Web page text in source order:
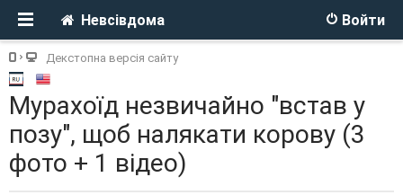
Войти
Невсівдома
Декстопна версія сайту
Мурахоїд незвичайно "встав у
позу", щоб налякати корову (3
фото + 1 відео)